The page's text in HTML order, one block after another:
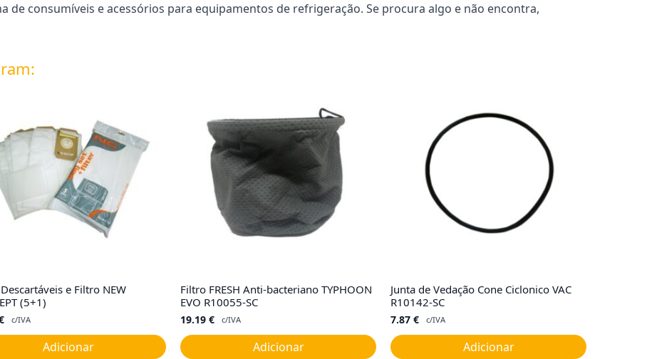
de consumíveis e acessórios para equipamentos de refrigeração. Se procura algo e não encontra,
e Filtro NEW
(5+1)
c/IVA
Adicionar
Filtro FRESH Anti-bacteriano TYPHOON
EVO R10055-SC
19.19 € c/IVA
Adicionar
Junta de Vedação Cone Ciclonico VAC
R10142-SC
7.87 € c/IVA
Adicionar